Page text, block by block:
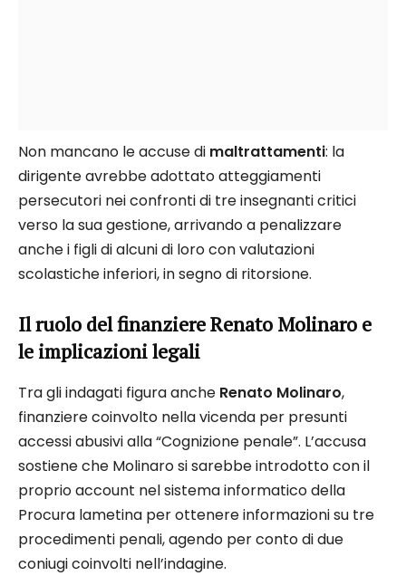
Non mancano le accuse di maltrattamenti: la
dirigente avrebbe adottato atteggiamenti
persecutori nei confronti di tre insegnanti critici
verso la sua gestione, arrivando a penalizzare
anche i figli di alcuni di loro con valutazioni
scolastiche inferiori, in segno di ritorsione.
Il ruolo del finanziere Renato Molinaro e
le implicazioni legali
Tra gli indagati figura anche Renato Molinaro,
finanziere coinvolto nella vicenda per presunti
accessi abusivi alla “Cognizione penale”. L’accusa
sostiene che Molinaro si sarebbe introdotto con il
proprio account nel sistema informatico della
Procura lametina per ottenere informazioni su tre
procedimenti penali, agendo per conto di due
coniugi coinvolti nell’indagine.